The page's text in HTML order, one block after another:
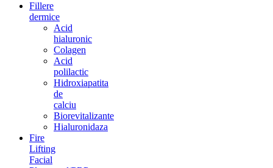
Fillere
dermice
Acid
hialuronic
Colagen
Acid
polilactic
Hidroxiapatita
de
calciu
Biorevitalizante
Hialuronidaza
Fire
Lifting
Facial